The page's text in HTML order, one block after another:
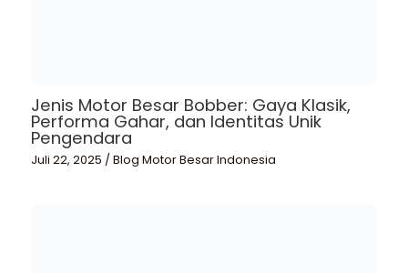
Jenis Motor Besar Bobber: Gaya Klasik,
Performa Gahar, dan Identitas Unik
Pengendara
Juli 22, 2025 /Blog Motor Besar Indonesia